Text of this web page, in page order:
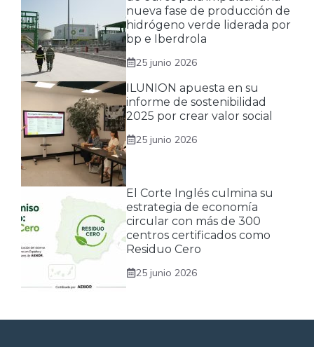
nueva fase de producción de
hidrógeno verde liderada por
bp e Iberdrola
25 junio 2026
ILUNION apuesta en su
informe de sostenibilidad
2025 por crear valor social
25 junio 2026
El Corte Inglés culmina su
estrategia de economía
circular con más de 300
centros certificados como
Residuo Cero
25 junio 2026